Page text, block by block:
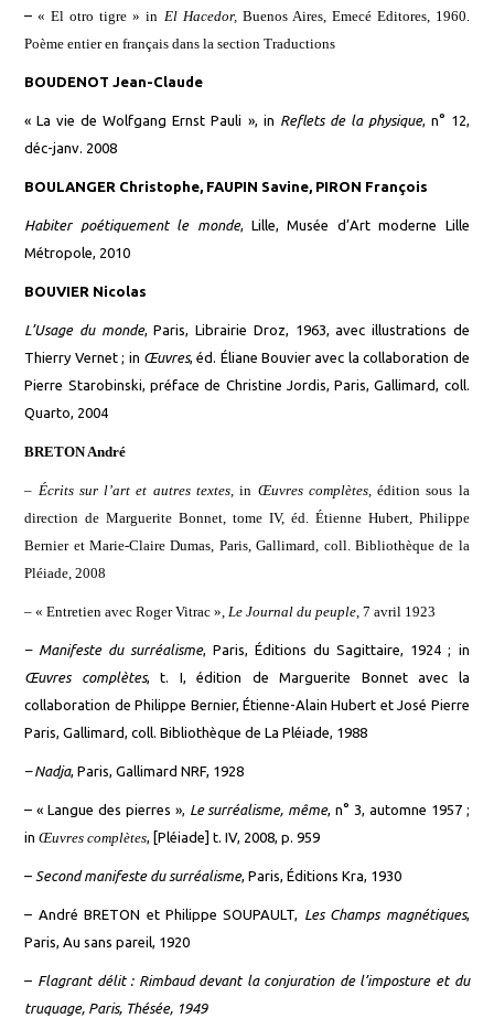
–« El otro tigre » in El Hacedor, Buenos Aires, Emecé Editores, 1960.
Poème entier en français dans la section Traductions
BOUDENOT Jean-Claude
« La vie de Wolfgang Ernst Pauli », in Reflets de la physique, n° 12,
déc-janv. 2008
BOULANGER Christophe, FAUPIN Savine, PIRON François
Habiter poétiquement le monde, Lille, Musée d’Art moderne Lille
Métropole, 2010
BOUVIER Nicolas
L’Usage du monde, Paris, Librairie Droz, 1963, avec illustrations de
Thierry Vernet ; in Œuvres, éd. Éliane Bouvier avec la collaboration de
Pierre Starobinski, préface de Christine Jordis, Paris, Gallimard, coll.
Quarto, 2004
BRETON André
– Écrits sur l’art et autres textes,in Œuvres complètes,édition sous la
direction de Marguerite Bonnet,tome IV, éd. ÉtienneHubert, Philippe
Bernier et Marie-Claire Dumas, Paris,Gallimard, coll. Bibliothèque de la
Pléiade, 2008
–« Entretien avec Roger Vitrac »,Le Journal du peuple, 7 avril 1923
– Manifeste du surréalisme, Paris, Éditions du Sagittaire, 1924 ; in
Œuvres complètes, t. I, édition de Marguerite Bonnet avec la
collaboration de Philippe Bernier, Étienne-Alain Hubert et José Pierre
Paris, Gallimard, coll. Bibliothèque de La Pléiade, 1988
–Nadja, Paris,GallimardNRF, 1928
–« Langue des pierres », Le surréalisme, même, n° 3, automne 1957 ;
inŒuvres complètes, [Pléiade]t. IV, 2008, p. 959
– Second manifeste du surréalisme, Paris, Éditions Kra, 1930
– André BRETON et Philippe SOUPAULT, Les Champs magnétiques,
Paris, Au sans pareil, 1920
– Flagrant délit : Rimbaud devant la conjuration de l’imposture et du
truquage, Paris, Thésée, 1949